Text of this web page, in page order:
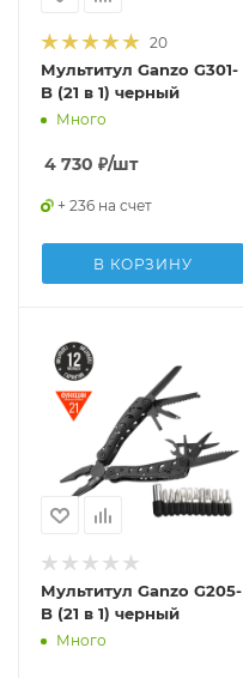
20
Мультитул Ganzo G301-
B (21 в 1) черный
Много
4 730 ₽/шт
+ 236 на счет
В КОРЗИНУ
Мультитул Ganzo G205-
B (21 в 1) черный
Много